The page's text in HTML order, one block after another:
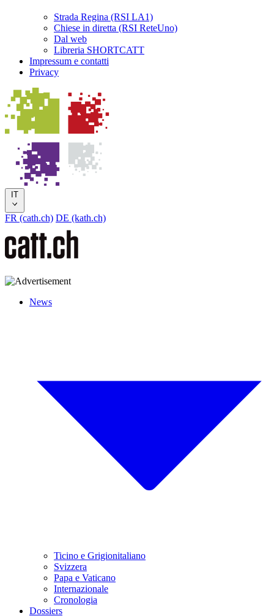
Strada Regina (RSI LA1)
Chiese in diretta (RSI ReteUno)
Dal web
Libreria SHORTCATT
Impressum e contatti
Privacy
IT
FR (cath.ch) DE (kath.ch)
News
Ticino e Grigionitaliano
Svizzera
Papa e Vaticano
Internazionale
Cronologia
Dossiers